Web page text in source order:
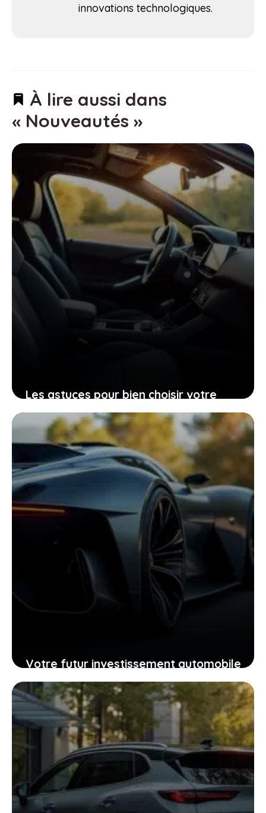
innovations technologiques.
À lire aussi dans
« Nouveautés »
Les astuces pour bien choisir votre
Peugeot 206 d’occasion grâce à sa
fiche technique
25 janvier 2026
Votre futur investissement automobile
: pourquoi la GTR ou la RZ d’Ultima
supercar pourraient vous surprendre
24 janvier 2026